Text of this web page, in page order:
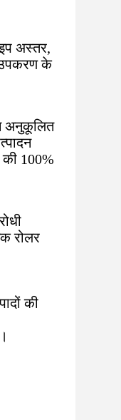
अस्तर,
उपकरण के
अनुकूलित
100%
रोलर
की